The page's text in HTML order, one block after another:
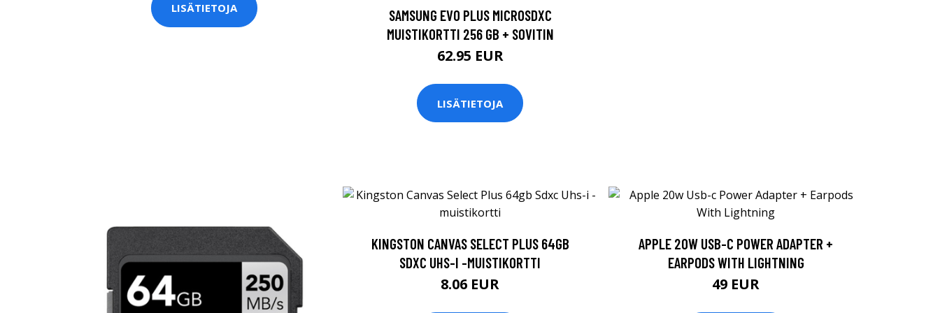
LISÄTIETOJA
SAMSUNG EVO PLUS MICROSDXC
MUISTIKORTTI 256 GB + SOVITIN
62.95 EUR
LISÄTIETOJA
KINGSTON CANVAS SELECT PLUS 64GB
SDXC UHS-I -MUISTIKORTTI
8.06 EUR
APPLE 20W USB-C POWER ADAPTER +
EARPODS WITH LIGHTNING
49 EUR